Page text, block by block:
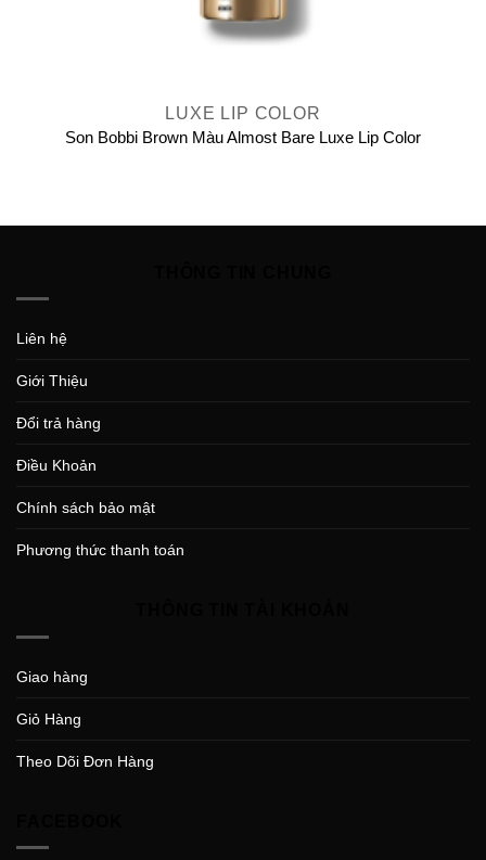
LUXE LIP COLOR
Son Bobbi Brown Màu Almost Bare Luxe Lip Color
Liên hệ
Giới Thiệu
Đổi trả hàng
Điều Khoản
Chính sách bảo mật
Phương thức thanh toán
Giao hàng
Giỏ Hàng
Theo Dõi Đơn Hàng